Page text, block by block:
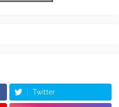
Twitter